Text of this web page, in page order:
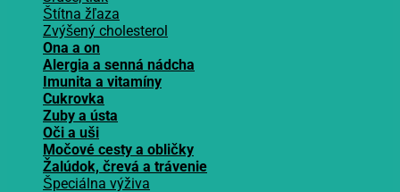
Štítna žľaza
Zvýšený cholesterol
Ona a on
Alergia a senná nádcha
Imunita a vitamíny
Cukrovka
Zuby a ústa
Oči a uši
Močové cesty a obličky
Žalúdok, črevá a trávenie
Špeciálna výživa